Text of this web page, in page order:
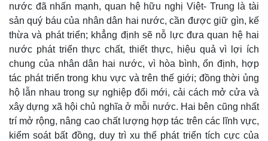
nước đã nhấn mạnh, quan hệ hữu nghị Việt- Trung là tài
sản quý báu của nhân dân hai nước, cần được giữ gìn, kế
thừa và phát triển; khẳng định sẽ nỗ lực đưa quan hệ hai
nước phát triển thực chất, thiết thực, hiệu quả vì lợi ích
chung của nhân dân hai nước, vì hòa bình, ổn định, hợp
tác phát triển trong khu vực và trên thế giới; đồng thời ủng
hộ lẫn nhau trong sự nghiệp đổi mới, cải cách mở cửa và
xây dựng xã hội chủ nghĩa ở mỗi nước. Hai bên cũng nhất
trí mở rộng, nâng cao chất lượng hợp tác trên các lĩnh vực,
kiểm soát bất đồng, duy trì xu thế phát triển tích cực của